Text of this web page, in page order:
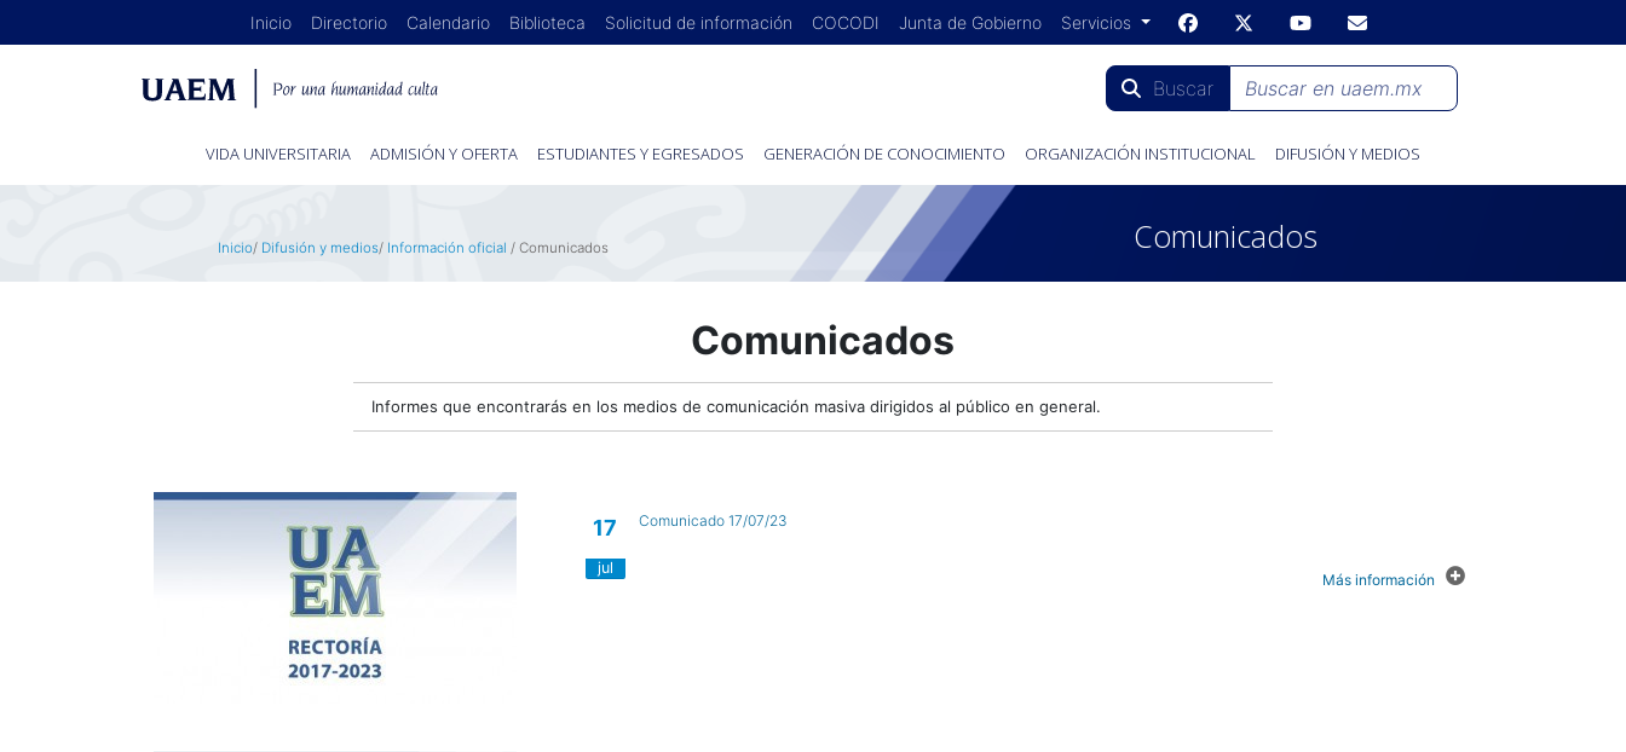
Inicio Directorio Calendario Biblioteca Solicitud de información COCODI Junta de Gobierno Servicios
Buscar
VIDA UNIVERSITARIA ADMISIÓN Y OFERTA ESTUDIANTES Y EGRESADOS GENERACIÓN DE CONOCIMIENTO ORGANIZACIÓN INSTITUCIONAL DIFUSIÓN Y MEDIOS
Inicio/ Difusión y medios/ Información oficial / Comunicados Comunicados
Comunicados
Informes que encontrarás en los medios de comunicación masiva dirigidos al público en general.
17
jul
Comunicado 17/07/23